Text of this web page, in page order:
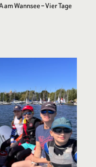
Wannsee – Vier Tage